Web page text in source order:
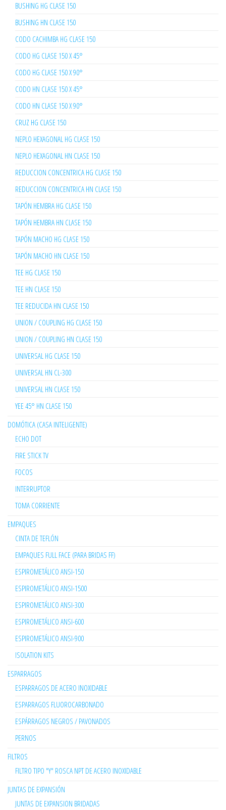
BUSHING HG CLASE 150
BUSHING HN CLASE 150
CODO CACHIMBA HG CLASE 150
CODO HG CLASE 150 X 45°
CODO HG CLASE 150 X 90°
CODO HN CLASE 150 X 45°
CODO HN CLASE 150 X 90°
CRUZ HG CLASE 150
NEPLO HEXAGONAL HG CLASE 150
NEPLO HEXAGONAL HN CLASE 150
REDUCCION CONCENTRICA HG CLASE 150
REDUCCION CONCENTRICA HN CLASE 150
TAPÓN HEMBRA HG CLASE 150
TAPÓN HEMBRA HN CLASE 150
TAPÓN MACHO HG CLASE 150
TAPÓN MACHO HN CLASE 150
TEE HG CLASE 150
TEE HN CLASE 150
TEE REDUCIDA HN CLASE 150
UNION / COUPLING HG CLASE 150
UNION / COUPLING HN CLASE 150
UNIVERSAL HG CLASE 150
UNIVERSAL HN CL-300
UNIVERSAL HN CLASE 150
YEE 45° HN CLASE 150
DOMÓTICA (CASA INTELIGENTE)
ECHO DOT
FIRE STICK TV
FOCOS
INTERRUPTOR
TOMA CORRIENTE
EMPAQUES
CINTA DE TEFLÓN
EMPAQUES FULL FACE (PARA BRIDAS FF)
ESPIROMETÁLICO ANSI-150
ESPIROMETÁLICO ANSI-1500
ESPIROMETÁLICO ANSI-300
ESPIROMETÁLICO ANSI-600
ESPIROMETÁLICO ANSI-900
ISOLATION KITS
ESPARRAGOS
ESPARRAGOS DE ACERO INOXIDABLE
ESPARRAGOS FLUOROCARBONADO
ESPÁRRAGOS NEGROS / PAVONADOS
PERNOS
FILTROS
FILTRO TIPO "Y" ROSCA NPT DE ACERO INOXIDABLE
JUNTAS DE EXPANSIÓN
JUNTAS DE EXPANSION BRIDADAS